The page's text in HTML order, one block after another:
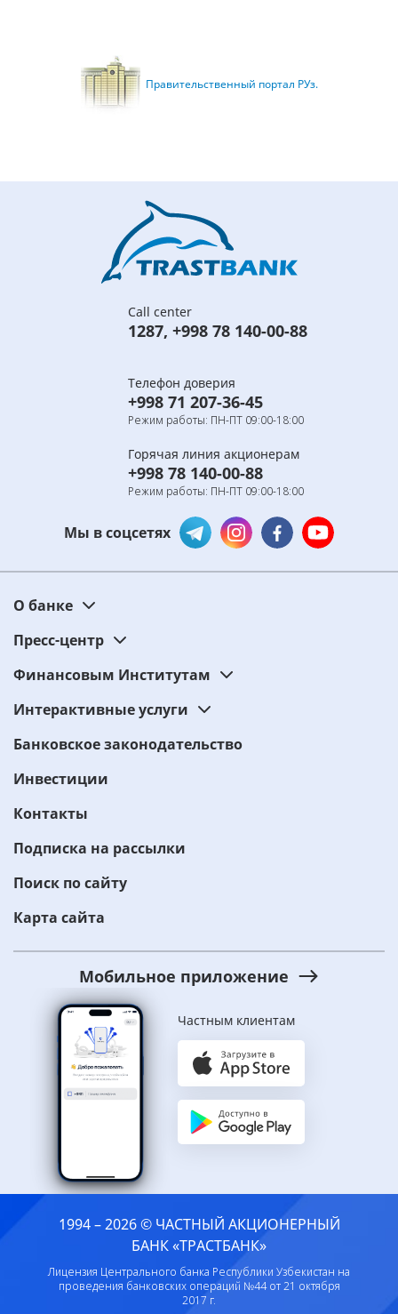
Правительственный портал РУз.
Call center
1287, +998 78 140-00-88
Телефон доверия
+998 71 207-36-45
Режим работы: ПН-ПТ 09:00-18:00
Горячая линия акционерам
+998 78 140-00-88
Режим работы: ПН-ПТ 09:00-18:00
Мы в соцсетях
О банке
Пресс-центр
Финансовым Институтам
Интерактивные услуги
Банковское законодательство
Инвестиции
Контакты
Подписка на рассылки
Поиск по сайту
Карта сайта
Мобильное приложение
Частным клиентам
1994 – 2026 © ЧАСТНЫЙ АКЦИОНЕРНЫЙ
БАНК «ТРАСТБАНК»
Лицензия Центрального банка Республики Узбекистан на
проведения банковских операций №44 от 21 октября
2017 г.